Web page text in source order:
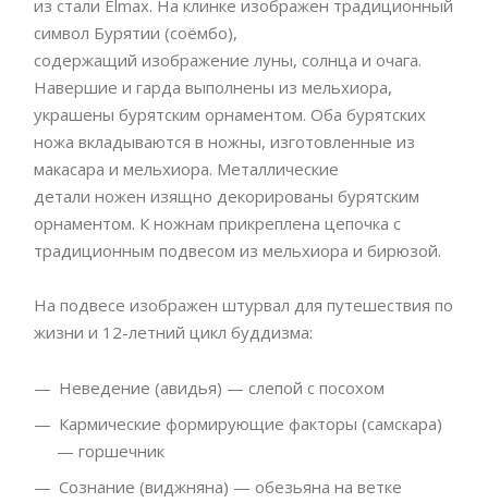
из стали Elmax. На клинке изображен традиционный
символ Бурятии (соёмбо),
содержащий изображение луны, солнца и очага.
Навершие и гарда выполнены из мельхиора,
украшены бурятским орнаментом. Оба бурятских
ножа вкладываются в ножны, изготовленные из
макасара и мельхиора. Металлические
детали ножен изящно декорированы бурятским
орнаментом. К ножнам прикреплена цепочка с
традиционным подвесом из мельхиора и бирюзой.
На подвесе изображен штурвал для путешествия по
жизни и 12-летний цикл буддизма:
Неведение (авидья) — слепой с посохом
Кармические формирующие факторы (самскара)
— горшечник
Сознание (виджняна) — обезьяна на ветке